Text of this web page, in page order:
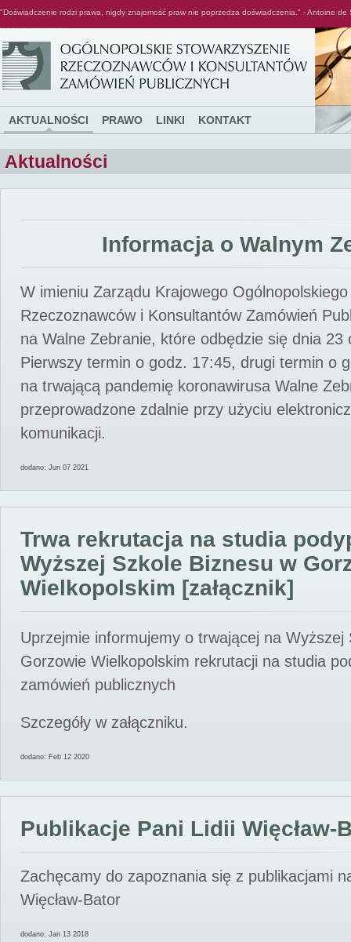
"Doświadczenie rodzi prawa, nigdy znajomość praw nie poprzedza doświadczenia." - Antoine de
AKTUALNOŚCI PRAWO LINKI KONTAKT
Aktualności
Informacja o Walnym
W imieniu Zarządu Krajowego
Rzeczoznawców i Konsultantów Zamówień
na Walne Zebranie, które odbędzie się dnia 23
Pierwszy termin o godz. 17:45, drugi termin o
na trwającą pandemię koronawirusa Walne
przeprowadzone zdalnie przy użyciu
komunikacji.
dodano: Jun 07 2021
Trwa rekrutacja na studia
Wyższej Szkole Biznesu w
Wielkopolskim [załącznik]
Uprzejmie informujemy o trwającej na Wyższej
Gorzowie Wielkopolskim rekrutacji na studia
zamówień publicznych
Szczegóły w załączniku.
dodano: Feb 12 2020
Publikacje Pani Lidii Więcław-
Zachęcamy do zapoznania się z publikacjami
Więcław-Bator
dodano: Jan 13 2018